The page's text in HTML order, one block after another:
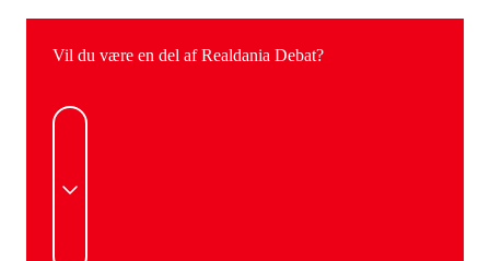
Vil du være en del af Realdania Debat?